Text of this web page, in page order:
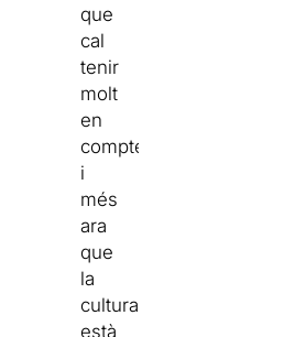
que
cal
tenir
molt
en
compte!
i
més
ara
que
la
cultura
està